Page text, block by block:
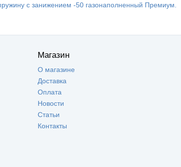
с занижением -50 газонаполненный Премиум.
Магазин
О магазине
Доставка
Оплата
Новости
Статьи
Контакты